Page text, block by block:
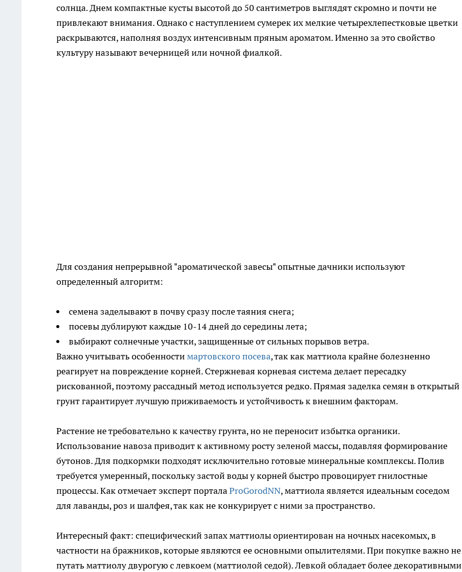
солнца. Днем компактные кусты высотой до 50 сантиметров выглядят скромно и почти не
привлекают внимания. Однако с наступлением сумерек их мелкие четырехлепестковые цветки
раскрываются, наполняя воздух интенсивным пряным ароматом. Именно за это свойство
культуру называют вечерницей или ночной фиалкой.
Для создания непрерывной "ароматической завесы" опытные дачники используют
определенный алгоритм:
семена заделывают в почву сразу после таяния снега;
посевы дублируют каждые 10-14 дней до середины лета;
выбирают солнечные участки, защищенные от сильных порывов ветра.
Важно учитывать особенностимартовского посева, так как маттиола крайне болезненно
реагирует на повреждение корней. Стержневая корневая система делает пересадку
рискованной, поэтому рассадный метод используется редко. Прямая заделка семян в открытый
грунт гарантирует лучшую приживаемость и устойчивость к внешним факторам.
Растение не требовательно к качеству грунта, но не переносит избытка органики.
Использование навоза приводит к активному росту зеленой массы, подавляя формирование
бутонов. Для подкормки подходят исключительно готовые минеральные комплексы. Полив
требуется умеренный, поскольку застой воды у корней быстро провоцирует гнилостные
процессы. Как отмечает эксперт порталаProGorodNN, маттиола является идеальным соседом
для лаванды, роз и шалфея, так как не конкурирует с ними за пространство.
Интересный факт: специфический запах маттиолы ориентирован на ночных насекомых, в
частности на бражников, которые являются ее основными опылителями. При покупке важно не
путать маттиолу двурогую с левкоем (маттиолой седой). Левкой обладает более декоративными